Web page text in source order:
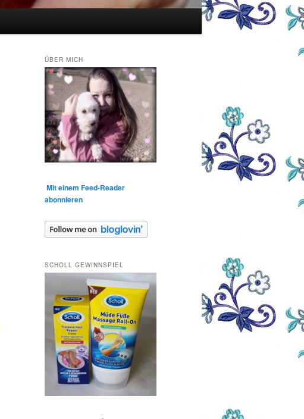
ÜBER MICH
Mit einem Feed-Reader
abonnieren
SCHOLL GEWINNSPIEL